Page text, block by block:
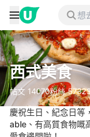
西式美食
帖文 14070粉絲
慶祝生日、紀念日等
able、有高質食物嘅